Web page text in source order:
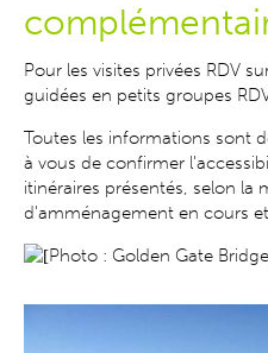
Pour les visites privées RDV
guidées en petits groupes
Toutes les informations sont
à vous de confirmer
itinéraires présentés, selon la
d'amménagement en cours